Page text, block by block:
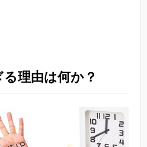
理由は何か？